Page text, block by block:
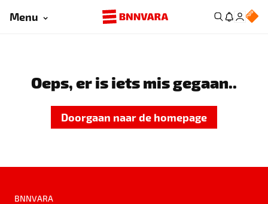
Menu
Oeps, er is iets mis gegaan..
Doorgaan naar de homepage
BNNVARA